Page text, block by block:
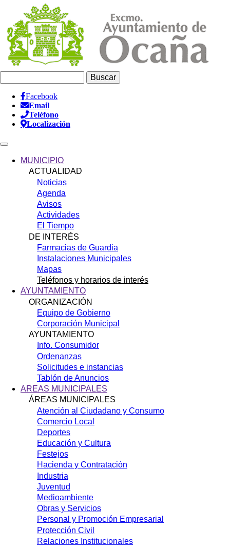
contenido
principal
Información
Header
Facebook
Email
Teléfono
Localización
navigationMUNICIPIO
ACTUALIDAD
Noticias
Agenda
Avisos
Actividades
El Tiempo
DE INTERÉS
Farmacias de Guardia
Instalaciones Municipales
Mapas
Teléfonos y horarios de interés
AYUNTAMIENTO
ORGANIZACIÓN
Equipo de Gobierno
Corporación Municipal
AYUNTAMIENTO
Info. Consumidor
Ordenanzas
Solicitudes e instancias
Tablón de Anuncios
AREAS MUNICIPALES
ÁREAS MUNICIPALES
Atención al Ciudadano y Consumo
Comercio Local
Deportes
Educación y Cultura
Festejos
Hacienda y Contratación
Industria
Juventud
Medioambiente
Obras y Servicios
Personal y Promoción Empresarial
Protección Civil
Relaciones Institucionales